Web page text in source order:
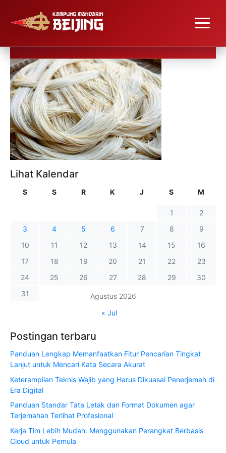
Lihat Kalendar
Agustus 2026
S S R K J S M
1
2
3
4 5 6 7 8
9
10
11 12 13 14 15
16
17
18 19 20 21 22
23
24
25 26 27 28 29
30
31
« Jul
Postingan terbaru
Panduan Lengkap Memanfaatkan Fitur Pencarian Tingkat
Lanjut untuk Mencari Kata Secara Akurat
Keterampilan Teknis Wajib yang Harus Dikuasai Penerjemah di
Era Digital
Panduan Standar Tata Letak dan Format Dokumen agar
Terjemahan Terlihat Profesional
Kerja Tim Lebih Mudah: Menggunakan Perangkat Berbasis
Cloud untuk Pemula